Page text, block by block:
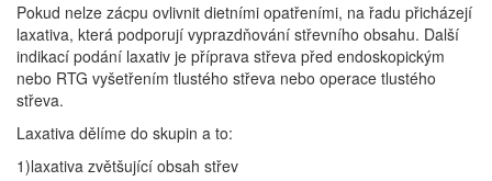
Pokud nelze zácpu ovlivnit dietními opatřeními, na řadu přicházejí
laxativa, která podporují vyprazdňování střevního obsahu. Další
indikací podání laxativ je příprava střeva před endoskopickým
nebo RTG vyšetřením tlustého střeva nebo operace tlustého
střeva.
Laxativa dělíme do skupin a to:
1)laxativa zvětšující obsah střev